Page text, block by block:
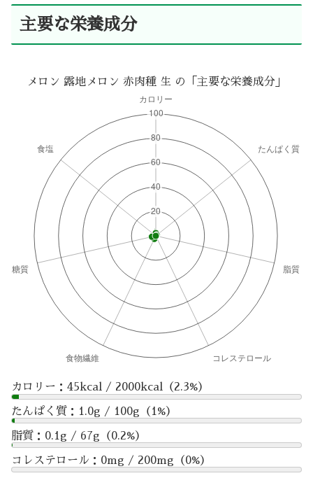
主要な栄養成分
メロン 露地メロン 赤肉種 生 の「主要な栄養成分」
カロリー：45kcal / 2000kcal（2.3%）
たんぱく質：1.0g / 100g（1%）
脂質：0.1g / 67g（0.2%）
コレステロール：0mg / 200mg（0%）